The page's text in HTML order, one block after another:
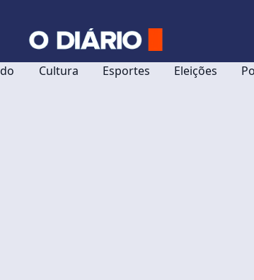
Cultura Esportes Eleições